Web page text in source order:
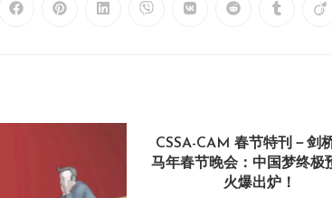
CSSA-CAM 春节特刊－剑
马年春节晚会：中国梦终极
火爆出炉！